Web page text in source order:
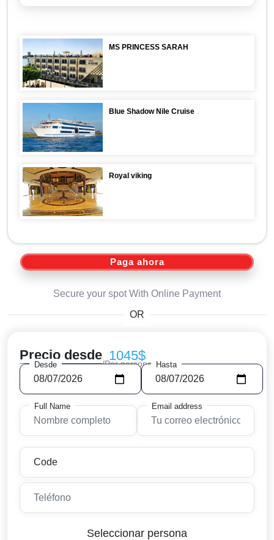
MS PRINCESS SARAH
Blue Shadow Nile Cruise
Royal viking
Paga ahora
Secure your spot With Online Payment
OR
Precio desde 1045$
/Por persona
Desde Hasta
Full Name Email address
Seleccionar persona